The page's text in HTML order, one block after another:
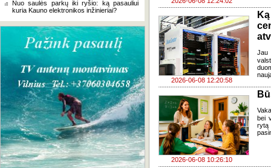
Nuo saulės parkų iki ryšio: ką pasauliui
kuria Kauno elektronikos inžinieriai?
2026-06-08 12:20:58
Jau
2026-06-08 10:26:10
bei
rytą